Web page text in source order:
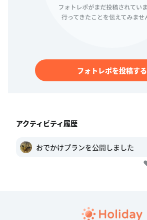
フォトレポを投稿する
アクティビティ履歴
おでかけプランを公開しました